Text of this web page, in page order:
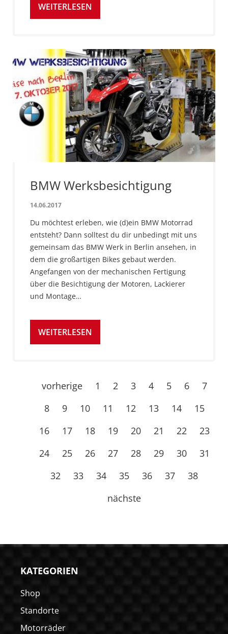
WEITERLESEN
BMW Werksbesichtigung
14.06.2017
Du möchtest erleben, wie (d)ein BMW Motorrad
entsteht? Dann solltest du dir unbedingt mit uns
gemeinsam das BMW Werk in Berlin ansehen, in
dem die großartigen Bikes gebaut werden.
Angefangen von der mechanischen Fertigung
über die Besichtigung der Motoren, Lackierer
und Montage…
WEITERLESEN
vorherige 1 2 3 4 5 6
7
8
9 10 11 12 13 14
15
16
17 18 19 20 21 22
23
24
25 26 27 28 29 30
31
32
33 34 35 36 37
38
nächste
KATEGORIEN
Shop
Standorte
Motorräder